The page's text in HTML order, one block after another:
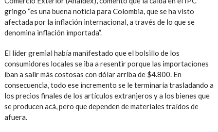
gringo “es una buena noticia para Colombia, que se ha visto
afectada por la inflación internacional, a través de lo que se
denomina inflación importada”.
El líder gremial había manifestado que el bolsillo de los
consumidores locales se iba a resentir porque las importaciones
iban a salir más costosas con dólar arriba de $4.800. En
consecuencia, todo ese incremento se le terminaría trasladando a
los precios finales de los artículos extranjeros y a los bienes que
se producen acá, pero que dependen de materiales traídos de
afuera.